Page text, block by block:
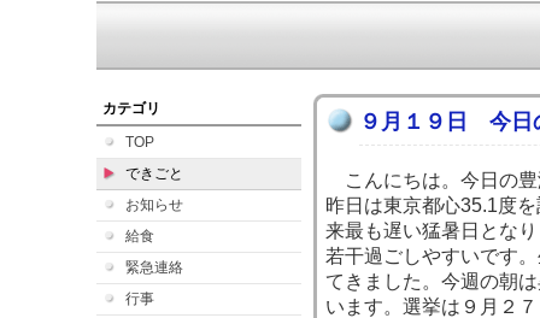
カテゴリ
TOP
できごと
お知らせ
給食
緊急連絡
行事
９月１９日 今日
こんにちは。今日の豊
昨日は東京都心35.1度
来最も遅い猛暑日とな
若干過ごしやすいです
てきました。今週の朝
います。選挙は９月２